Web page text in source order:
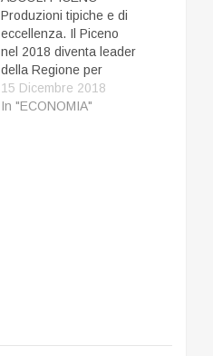
Produzioni tipiche e di
eccellenza. Il Piceno
nel 2018 diventa leader
della Regione per
quanto riguarda
l’export, come rilevano i
15 Dicembre 2018
In "ECONOMIA"